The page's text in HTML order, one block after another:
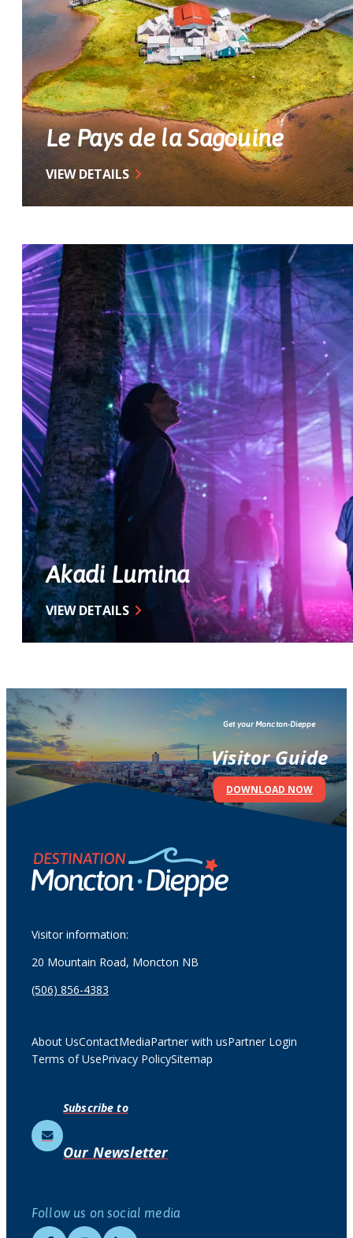
Le Pays de la Sagouine
VIEW DETAILS
Akadi Lumina
VIEW DETAILS
Get your Moncton-Dieppe
Visitor Guide
DOWNLOAD NOW
Visitor information:
20 Mountain Road, Moncton NB
(506) 856-4383
About UsContactMediaPartner with usPartner Login
Terms of UsePrivacy PolicySitemap
Subscribe to
Our Newsletter
Follow us on social media